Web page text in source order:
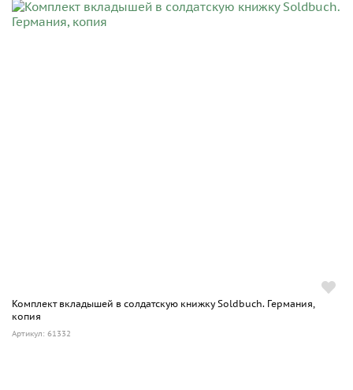
Комплект вкладышей в солдатскую книжку Soldbuch. Германия,
копия
Артикул: 61332